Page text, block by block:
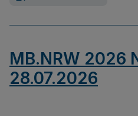
MB.NRW 2026
28.07.2026